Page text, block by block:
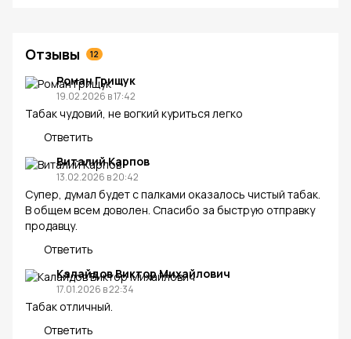
Отзывы 12
Роман Грищук
19.02.2026 в 17:42
Табак чудовий, не вогкий куриться легко
Ответить
Виталий Карпов
13.02.2026 в 20:42
Супер, думал будет с палками оказалось чистый табак.
В общем всем доволен. Спасибо за быструю отправку
продавцу.
Ответить
Калайдов Виктор Михайлович
17.01.2026 в 22:34
Табак отличный.
Ответить